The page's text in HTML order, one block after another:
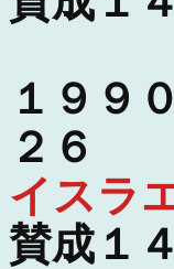
１９９
２６
イスラ
賛成１